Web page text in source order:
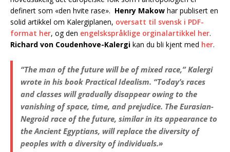
definert som «den hvite rase». Henry Makow har publisert en
solid artikkel om Kalergiplanen, oversatt til svensk i PDF-
format her, og den engelskspråklige orginalartikkel her.
Richard von Coudenhove-Kalergi kan du bli kjent med her.
“The man of the future will be of mixed race,” Kalergi
wrote in his book Practical Idealism. “Today’s races
and classes will gradually disappear owing to the
vanishing of space, time, and prejudice. The Eurasian-
Negroid race of the future, similar in its appearance to
the Ancient Egyptians, will replace the diversity of
peoples with a diversity of individuals.»